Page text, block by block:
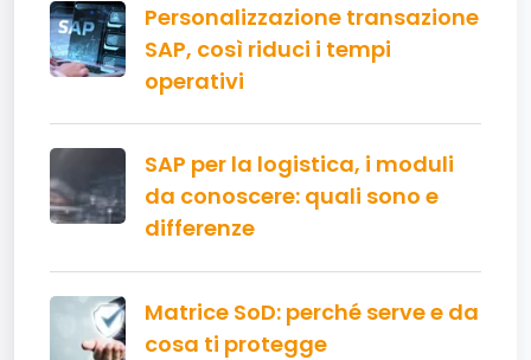
Personalizzazione transazione
SAP, così riduci i tempi
operativi
SAP per la logistica, i moduli
da conoscere: quali sono e
differenze
Matrice SoD: perché serve e da
cosa ti protegge